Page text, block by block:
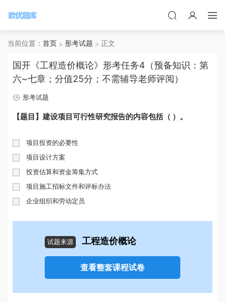
当前位置： 首页 形考试题 正文
国开《工程造价概论》形考任务4（预备知识：第
六~七章；分值25分；不需辅导老师评阅）
形考试题
【题目】建设项目可行性研究报告的内容包括（ ）。
项目投资的必要性
项目设计方案
投资估算和资金筹集方式
项目施工招标文件和评标办法
企业组织和劳动定员
试题来源 工程造价概论
查看整套课程试卷